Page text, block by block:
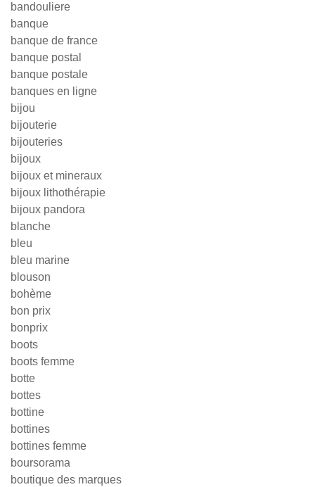
bandouliere
banque
banque de france
banque postal
banque postale
banques en ligne
bijou
bijouterie
bijouteries
bijoux
bijoux et mineraux
bijoux lithothérapie
bijoux pandora
blanche
bleu
bleu marine
blouson
bohème
bon prix
bonprix
boots
boots femme
botte
bottes
bottine
bottines
bottines femme
boursorama
boutique des marques